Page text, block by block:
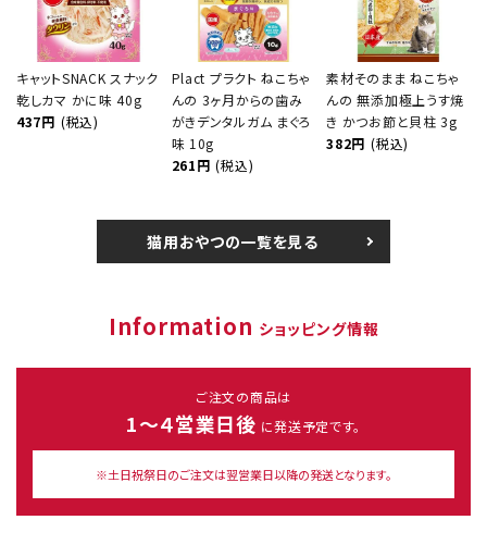
キャットSNACK スナック
乾しカマ かに味 40g
437円 (税込)
Plact プラクト ねこちゃ
んの 3ヶ月からの歯み
がきデンタルガム まぐろ
味 10g
261円 (税込)
素材そのまま ねこちゃ
んの 無添加極上うす焼
き かつお節と貝柱 3g
382円 (税込)
猫用おやつの一覧を見る
Information ショッピング情報
ご注文の商品は
1～４営業日後 に発送予定です。
※土日祝祭日のご注文は翌営業日以降の発送となります。